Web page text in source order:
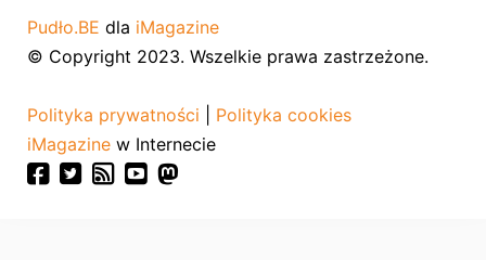
Pudło.BE dla iMagazine
© Copyright 2023. Wszelkie prawa zastrzeżone.
Polityka prywatności
Polityka cookies
iMagazine w Internecie